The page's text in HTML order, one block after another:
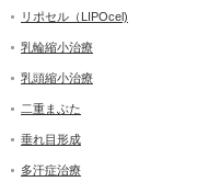
リポセル（LIPOcel)
乳輪縮小治療
乳頭縮小治療
二重まぶた
垂れ目形成
多汗症治療